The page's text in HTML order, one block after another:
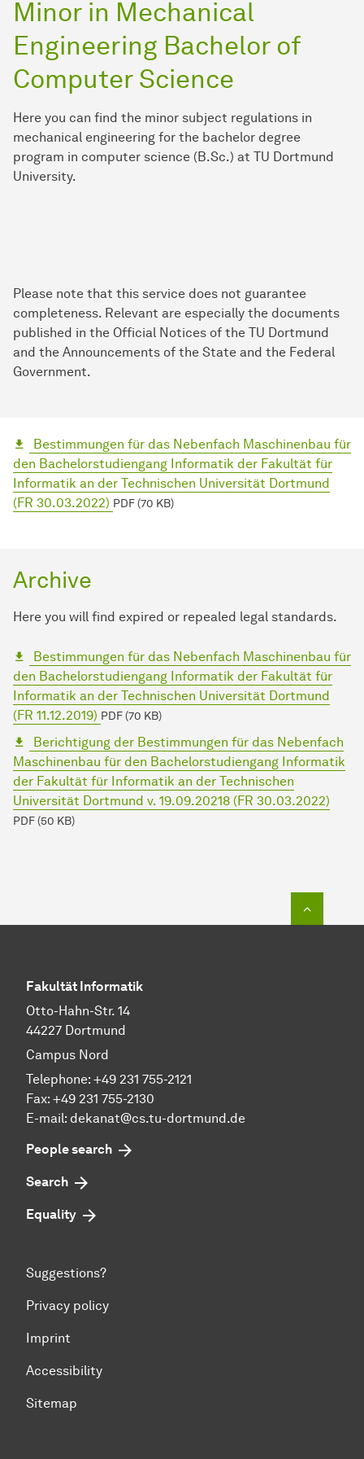
Minor in Mechanical
Engineering Bachelor of
Computer Science
Here you can find the minor subject regulations in
mechanical engineering for the bachelor degree
program in computer science (B.Sc.) at TU Dortmund
University.
Please note that this service does not guarantee
completeness. Relevant are especially the documents
published in the Official Notices of the TU Dortmund
and the Announcements of the State and the Federal
Government.
Bestimmungen für das Nebenfach Maschinenbau für
den Bachelorstudiengang Informatik der Fakultät für
Informatik an der Technischen Universität Dortmund
(FR 30.03.2022) PDF (70 KB)
Archive
Here you will find expired or repealed legal standards.
Bestimmungen für das Nebenfach Maschinenbau für
den Bachelorstudiengang Informatik der Fakultät für
Informatik an der Technischen Universität Dortmund
(FR 11.12.2019) PDF (70 KB)
Berichtigung der Bestimmungen für das Nebenfach
Maschinenbau für den Bachelorstudiengang Informatik
der Fakultät für Informatik an der Technischen
Universität Dortmund v. 19.09.20218 (FR 30.03.2022)
PDF (50 KB)
Fakultät Informatik
Otto-Hahn-Str. 14
44227 Dortmund
Campus Nord
Telephone: +49 231 755-2121
Fax: +49 231 755-2130
E-mail: dekanat@cs.tu-dortmund.de
People search
Search
Equality
Suggestions?
Privacy policy
Imprint
Accessibility
Sitemap